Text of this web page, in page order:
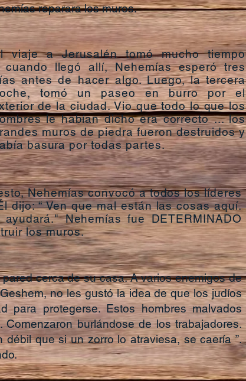
reparara los muros.
viaje a Jerusalén tomó mucho tiempo
cuando llegó allí, Nehemías esperó tres
antes de hacer algo. Luego, la tercera
tomó un paseo en burro por el
de la ciudad. Vio que todo lo que los
le habían dicho era correcto ... los
muros de piedra fueron destruidos y
basura por todas partes.
Nehemías convocó a todos los líderes
dijo: “ Ven que mal están las cosas aquí.
Nehemías fue DETERMINADO
los muros.
cerca de su casa. A varios enemigos de
no les gustó la idea de que los judíos
para protegerse. Estos hombres malvados
burlándose de los trabajadores.
que si un zorro lo atraviesa, se caería ”.